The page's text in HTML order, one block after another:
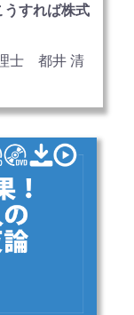
すれば株式
理士 都井 清